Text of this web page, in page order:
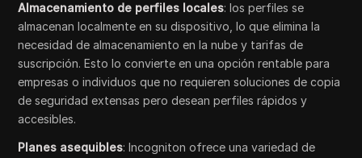
Almacenamiento de perfiles locales: los perfiles se
almacenan localmente en su dispositivo, lo que elimina la
necesidad de almacenamiento en la nube y tarifas de
suscripción. Esto lo convierte en una opción rentable para
empresas o individuos que no requieren soluciones de copia
de seguridad extensas pero desean perfiles rápidos y
accesibles.
Planes asequibles: Incogniton ofrece una variedad de